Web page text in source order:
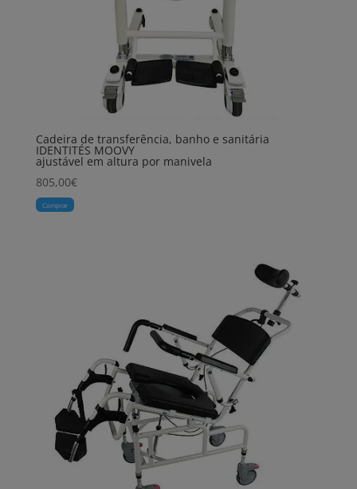
Cadeira de transferência, banho e sanitária
IDENTITÉS MOOVY
ajustável em altura por manivela
805,00€
Comprar